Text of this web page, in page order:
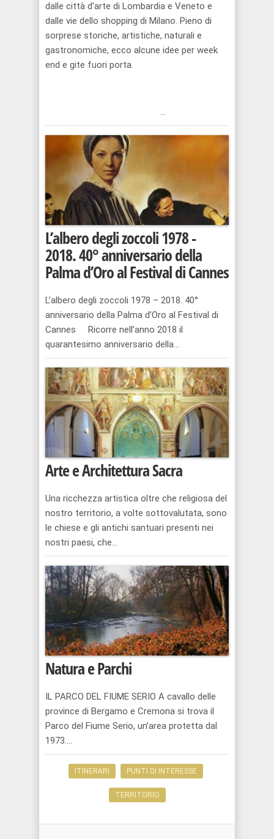
dalle città d'arte di Lombardia e Veneto e
dalle vie dello shopping di Milano. Pieno di
sorprese storiche, artistiche, naturali e
gastronomiche, ecco alcune idee per week
end e gite fuori porta.
...
L’albero degli zoccoli 1978 -
2018. 40° anniversario della
Palma d’Oro al Festival di Cannes
L’albero degli zoccoli 1978 – 2018. 40°
anniversario della Palma d’Oro al Festival di
Cannes Ricorre nell’anno 2018 il
quarantesimo anniversario della...
Arte e Architettura Sacra
Una ricchezza artistica oltre che religiosa del
nostro territorio, a volte sottovalutata, sono
le chiese e gli antichi santuari presenti nei
nostri paesi, che...
Natura e Parchi
IL PARCO DEL FIUME SERIO A cavallo delle
province di Bergamo e Cremona si trova il
Parco del Fiume Serio, un’area protetta dal
1973....
ITINERARI PUNTI DI INTERESSE
TERRITORIO